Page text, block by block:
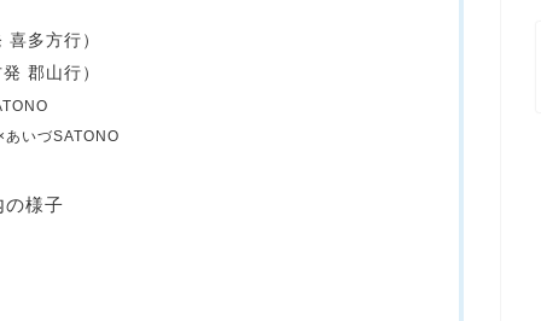
多方行）
郡山行）
いづSATONO
の様子